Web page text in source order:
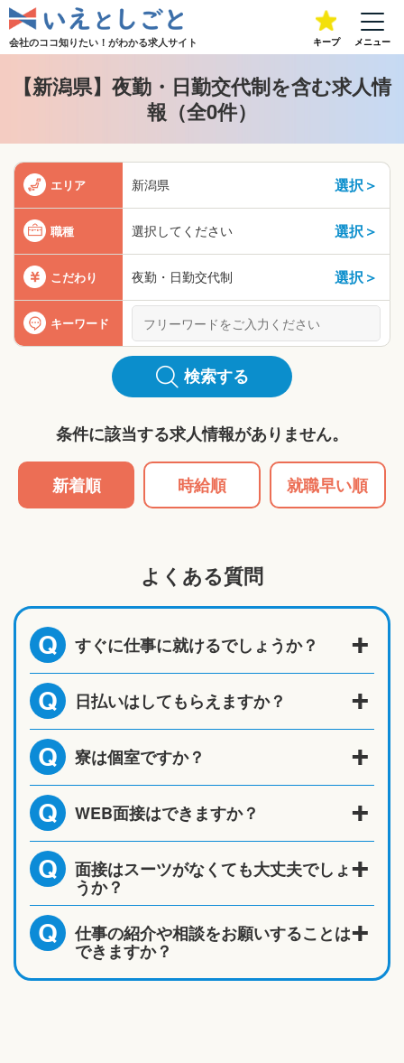
会社のココ知りたい！がわかる求人サイト キープ メニュー
【新潟県】夜勤・日勤交代制を含む求人情
報（全0件）
エリア 新潟県 選択＞
職種 選択してください 選択＞
こだわり 夜勤・日勤交代制 選択＞
キーワード
検索する
条件に該当する求人情報がありません。
新着順 時給順 就職早い順
よくある質問
Q すぐに仕事に就けるでしょうか？
Q 日払いはしてもらえますか？
Q 寮は個室ですか？
Q WEB面接はできますか？
Q 面接はスーツがなくても大丈夫でしょ
うか？
Q 仕事の紹介や相談をお願いすることは
できますか？